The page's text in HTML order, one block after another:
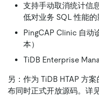
支持手动取消统计信
低对业务 SQL 性能的
PingCAP Clinic 自动
本）
TiDB Enterprise
另：作为 TiDB HTAP 方
布同时正式开放源码。详